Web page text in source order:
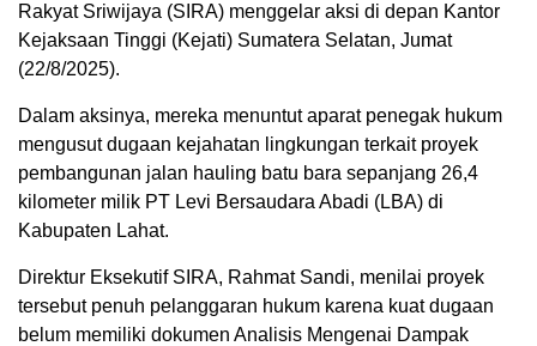
Rakyat Sriwijaya (SIRA) menggelar aksi di depan Kantor
Kejaksaan Tinggi (Kejati) Sumatera Selatan, Jumat
(22/8/2025).
Dalam aksinya, mereka menuntut aparat penegak hukum
mengusut dugaan kejahatan lingkungan terkait proyek
pembangunan jalan hauling batu bara sepanjang 26,4
kilometer milik PT Levi Bersaudara Abadi (LBA) di
Kabupaten Lahat.
Direktur Eksekutif SIRA, Rahmat Sandi, menilai proyek
tersebut penuh pelanggaran hukum karena kuat dugaan
belum memiliki dokumen Analisis Mengenai Dampak